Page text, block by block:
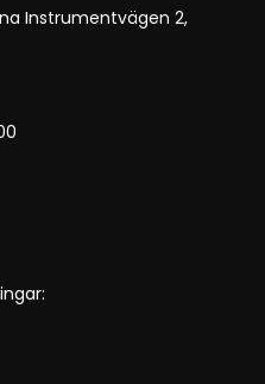
Instrumentvägen 2,